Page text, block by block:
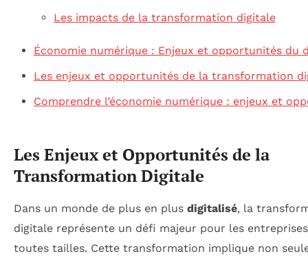
Les impacts de la transformation digitale
Économie numérique : Enjeux et opportunités du
Les enjeux et opportunités de la transformation
Comprendre l’économie numérique : enjeux et
Les Enjeux et Opportunités de la
Transformation Digitale
Dans un monde de plus en plus digitalisé, la
digitale représente un défi majeur pour les
toutes tailles. Cette transformation implique non